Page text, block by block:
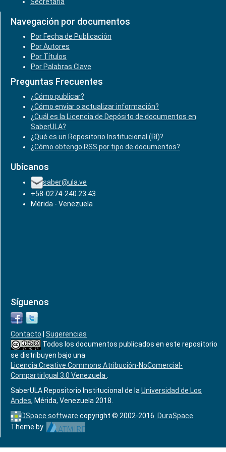
Navegación por documentos
Por Fecha de Publicación
Por Autores
Por Títulos
Por Palabras Clave
Preguntas Frecuentes
¿Cómo publicar?
¿Cómo enviar o actualizar información?
¿Cuál es la Licencia de Depósito de documentos en
SaberULA?
¿Qué es un Repositorio Institucional (RI)?
¿Cómo obtengo RSS por tipo de documentos?
Ubícanos
saber@ula.ve
+58-0274-240.23.43
Mérida - Venezuela
Síguenos
Contacto
Sugerencias
Todos los documentos publicados en este repositorio
se distribuyen bajo una
Licencia Creative Commons Atribución-NoComercial-
CompartirIgual 3.0 Venezuela
SaberULA Repositorio Institucional de la Universidad de Los
Andes, Mérida, Venezuela 2018.
DSpace software copyright © 2002-2016 DuraSpace
Theme by